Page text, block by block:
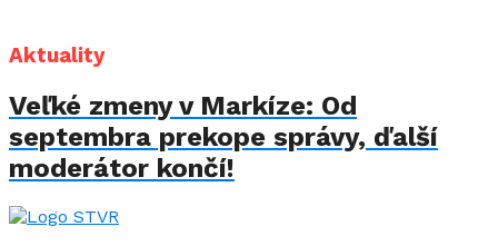
Aktuality
Veľké zmeny v Markíze: Od
septembra prekope správy, ďalší
moderátor končí!